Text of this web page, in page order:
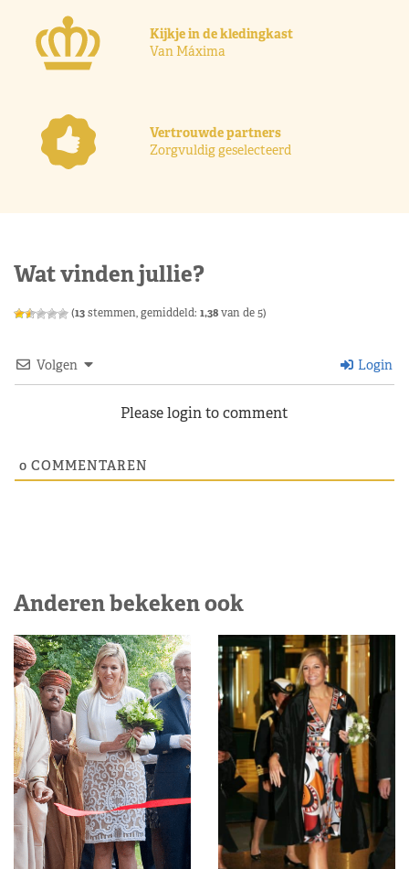
Kijkje in de kledingkast
Van Máxima
Vertrouwde partners
Zorgvuldig geselecteerd
Wat vinden jullie?
(13stemmen, gemiddeld: 1,38van de 5)
Volgen Login
Please login to comment
0 COMMENTAREN
Anderen bekeken ook